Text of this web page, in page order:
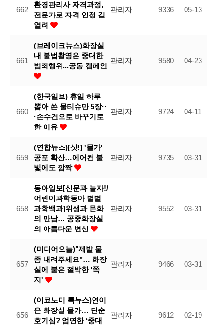
662
환경관리사 자격과정,
전문가로 자격 인정 길
열려
관리자 9336 05-13
661
(브레이크뉴스)화장실
내 불법촬영은 중대한
범죄행위...공동 캠페인
관리자 9580 04-23
660
(한국일보) 휴일 하루
뽑아 쓴 물티슈만 5장··
·손수건으로 바꾸기로
한 이유
관리자 9724 04-11
659
(연합뉴스)[샷!] '몰카'
공포 확산…에어컨 불
빛에도 깜짝
관리자 9735 03-31
658
동아일보[신문과 놀자!/
어린이과학동아 별별
과학백과]위생과 문화
의 만남… 공중화장실
의 아름다운 변신
관리자 9552 03-31
657
(미디어오늘)"제발 물
좀 내려주세요"… 화장
실에 붙은 절박한 '쪽
지'
관리자 9466 03-31
656
(이코노미 톡뉴스)연이
은 화장실 몰카… 단순
호기심? 엄연한 ‘중대
관리자 9612 02-19